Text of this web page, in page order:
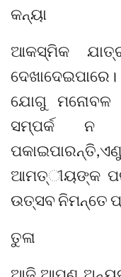
କନ୍ୟା
ଆକସ୍ମିକ
ଯୋଗୁ ମନୋବଳ
ସମ୍ପର୍କ ନ
ଆମତ୍ୀୟଙ୍କ
ଉତ୍ସବ ନିମନ୍ତେ
ତୁଳା